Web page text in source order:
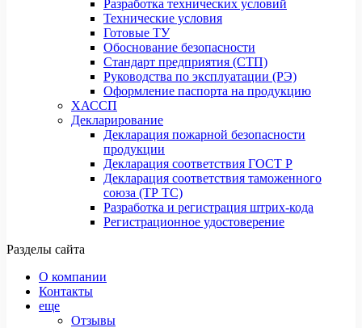
Разработка технических условий
Технические условия
Готовые ТУ
Обоснование безопасности
Стандарт предприятия (СТП)
Руководства по эксплуатации (РЭ)
Оформление паспорта на продукцию
ХАССП
Декларирование
Декларация пожарной безопасности
продукции
Декларация соответствия ГОСТ Р
Декларация соответствия таможенного
союза (ТР ТС)
Разработка и регистрация штрих-кода
Регистрационное удостоверение
Разделы сайта
О компании
Контакты
еще
Отзывы